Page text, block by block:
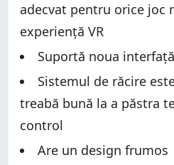
adecvat pentru orice joc
experiență VR
Suportă noua
Sistemul de răcire
treabă bună la a păstra
control
Are un design frumos